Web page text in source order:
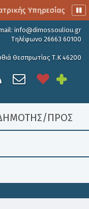
Υπηρεσίας
info@dimossouliou.gr
Τηλέφωνο 26663 60100
Θεσπρωτίας Τ.Κ 46200
/